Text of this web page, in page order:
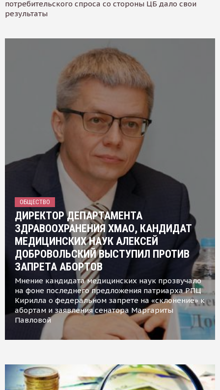
потребительского спроса со стороны ЦБ дало свои
результаты
ОБЩЕСТВО
ДИРЕКТОР ДЕПАРТАМЕНТА
ЗДРАВООХРАНЕНИЯ ХМАО, КАНДИДАТ
МЕДИЦИНСКИХ НАУК АЛЕКСЕЙ
ДОБРОВОЛЬСКИЙ ВЫСТУПИЛ ПРОТИВ
ЗАПРЕТА АБОРТОВ
Мнение кандидата медицинских наук прозвучало
на фоне последнего предложения патриарха РПЦ
Кирилла о федеральном запрете на «склонение» к
абортам и заявления сенатора Маргариты
Павловой